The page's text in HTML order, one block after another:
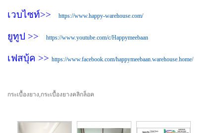
เวบไซท์>> https://www.happy-warehouse.com/
ยูทูป >> https://www.youtube.com/c/Happymeebaan
เฟสบุ้ค >> https://www.facebook.com/happymeebaan.warehouse.home/
กระเบื้องยาง,กระเบื้องยางคลิกล็อค